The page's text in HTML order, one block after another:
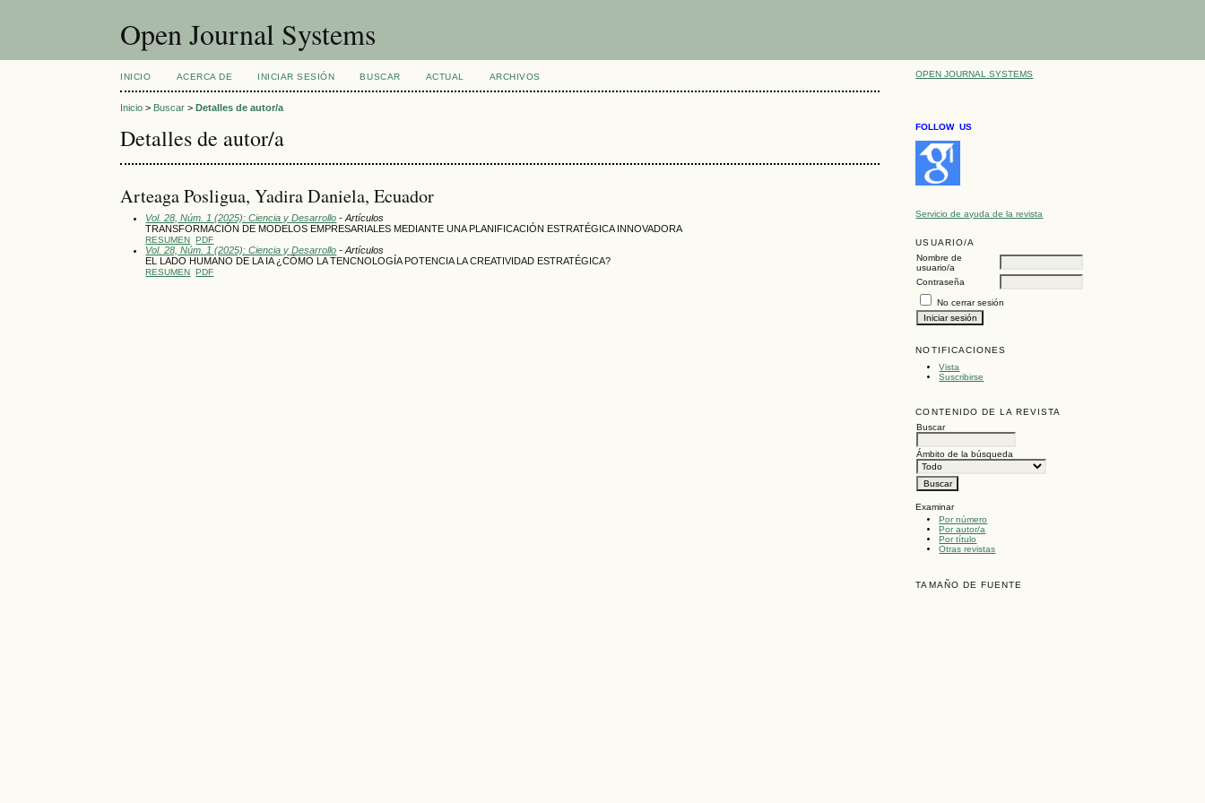
Open Journal Systems
OPEN JOURNAL SYSTEMS
FOLLOW US
Servicio de ayuda de la revista
USUARIO/A
Nombre de
usuario/a
Contraseña
No cerrar sesión
NOTIFICACIONES
Vista
Suscribirse
CONTENIDO DE LA REVISTA
Buscar
Ámbito de la búsqueda
Examinar
Por número
Por autor/a
Por título
Otras revistas
TAMAÑO DE FUENTE
INICIO ACERCA DE INICIAR SESIÓN BUSCAR ACTUAL ARCHIVOS
Inicio > Buscar >Detalles de autor/a
Detalles de autor/a
Arteaga Posligua, Yadira Daniela, Ecuador
Vol. 28, Núm. 1 (2025): Ciencia y Desarrollo - Artículos
TRANSFORMACIÓN DE MODELOS EMPRESARIALES MEDIANTE UNA PLANIFICACIÓN ESTRATÉGICA INNOVADORA
RESUMEN PDF
Vol. 28, Núm. 1 (2025): Ciencia y Desarrollo - Artículos
EL LADO HUMANO DE LA IA ¿CÓMO LA TENCNOLOGÍA POTENCIA LA CREATIVIDAD ESTRATÉGICA?
RESUMEN PDF